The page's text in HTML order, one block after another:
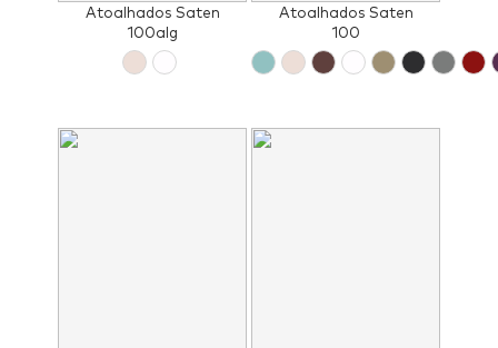
Atoalhados Saten
100alg
Atoalhados Saten
100